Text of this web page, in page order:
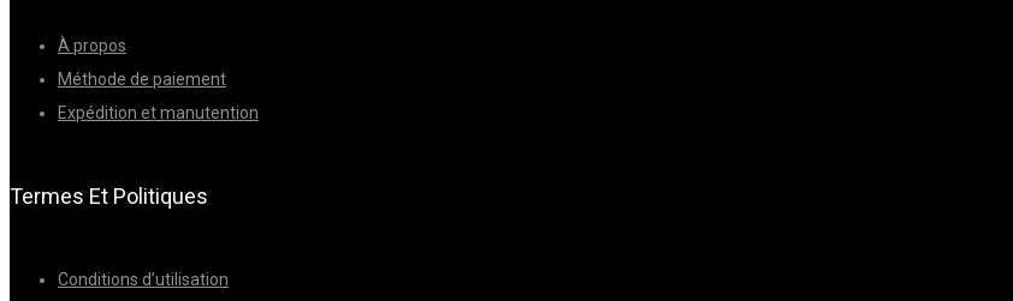
À propos
Méthode de paiement
Expédition et manutention
Termes Et Politiques
Conditions d’utilisation